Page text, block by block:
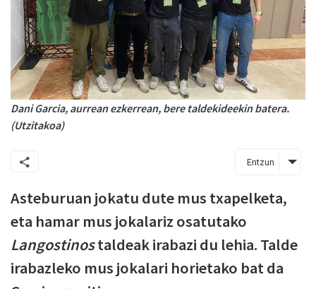
Dani Garcia, aurrean ezkerrean, bere taldekideekin batera.
(Utzitakoa)
Entzun
Asteburuan jokatu dute mus txapelketa,
eta hamar mus jokalariz osatutako
Langostinostaldeak irabazi du lehia. Talde
irabazleko mus jokalari horietako bat da